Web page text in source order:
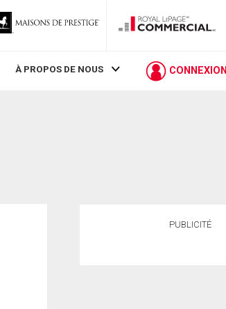
À PROPOS DE NOUS CONNEXION
PUBLICITÉ